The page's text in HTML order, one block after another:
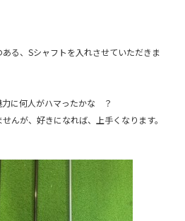
る、Sシャフトを入れさせていただきま
力に何人がハマったかな ？
んが、好きになれば、上手くなります。